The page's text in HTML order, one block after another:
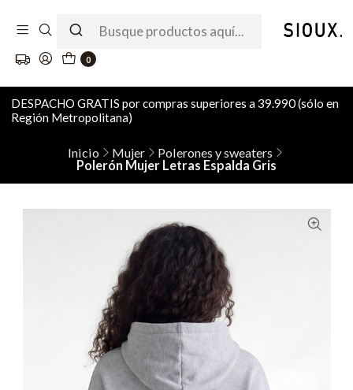
0
DESPACHO GRATIS por compras superiores a 39.990 (sólo en
Región Metropolitana)
Inicio Mujer
Polerones y sweaters
Polerón Mujer Letras Espalda Gris